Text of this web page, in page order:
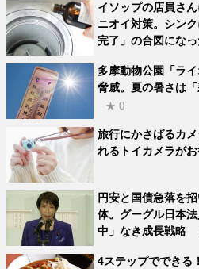
イソップの店員さ
ニオイ対策。シン
完了」の合図になっ
多摩動物公園「ラ
脅威。夏の暑さは
★ 0
旅行にかさばるカ
れるトイカメラが
円安と国債急落を
体。グーグル日本
中」なき成長戦略
4ステップでできる